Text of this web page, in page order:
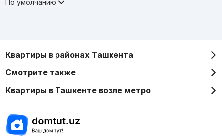
По умолчанию
Квартиры в районах Ташкента
Смотрите также
Квартиры в Ташкенте возле метро